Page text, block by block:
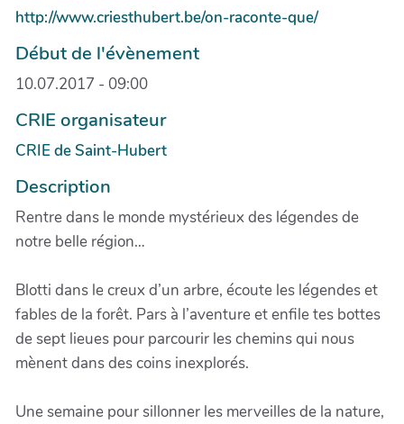
http://www.criesthubert.be/on-raconte-que/
Début de l'évènement
10.07.2017 - 09:00
CRIE organisateur
CRIE de Saint-Hubert
Description
Rentre dans le monde mystérieux des légendes de
notre belle région…
Blotti dans le creux d’un arbre, écoute les légendes et
fables de la forêt. Pars à l’aventure et enfile tes bottes
de sept lieues pour parcourir les chemins qui nous
mènent dans des coins inexplorés.
Une semaine pour sillonner les merveilles de la nature,